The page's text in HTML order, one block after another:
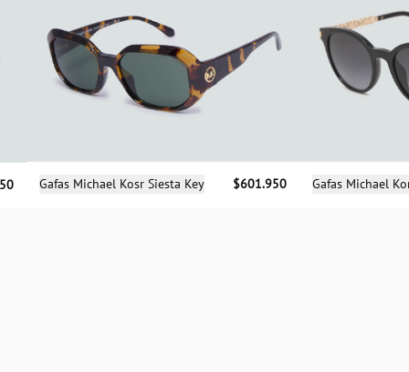
Selecciona una talla
Gafas Michael Kosr Siesta Key $601.950 Gafas Michael